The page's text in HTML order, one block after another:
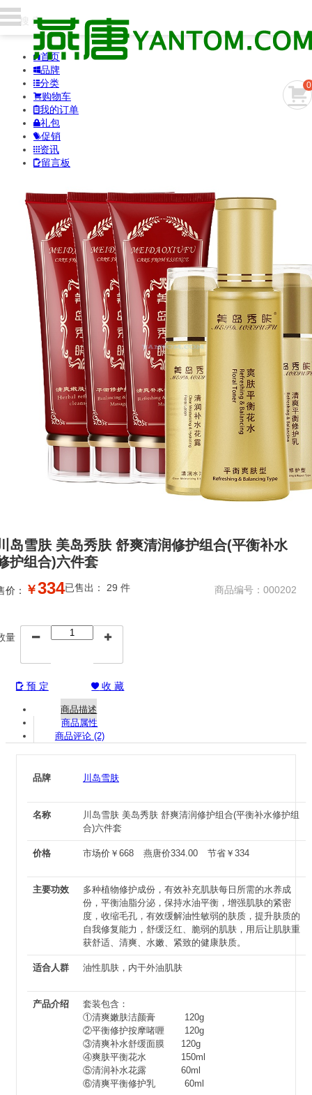
0
首页
品牌
分类
购物车
我的订单
礼包
促销
资讯
留言板
岛雪肤 美岛秀肤 舒爽清润修护组合(平衡补水
护组合)六件套
价： ￥334 商品编号：000202
已售出： 29 件
量  
预 定 收 藏
商品描述
商品属性
商品评论 (2)
品牌 川岛雪肤
名称
川岛雪肤 美岛秀肤 舒爽清润修护组合(平衡补水修护组
合)六件套
价格 市场价 ￥ 668 燕唐价334.00 节省 ￥ 334
主要功效
多种植物修护成份，有效补充肌肤每日所需的水养成
份，平衡油脂分泌，保持水油平衡，增强肌肤的紧密
度，收缩毛孔，有效缓解油性敏弱的肤质，提升肤质的
自我修复能力，舒缓泛红、脆弱的肌肤，用后让肌肤重
获舒适、清爽、水嫩、紧致的健康肤质。
适合人群 油性肌肤，内干外油肌肤
产品介绍
套装包含：
①清爽嫩肤洁颜膏 120g
②平衡修护按摩啫喱 120g
③清爽补水舒缓面膜 120g
④爽肤平衡花水 150ml
⑤清润补水花露 60ml
⑥清爽平衡修护乳 60ml